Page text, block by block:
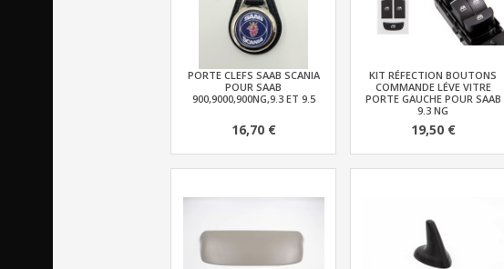
PORTE CLEFS SAAB SCANIA
POUR SAAB
900,9000,900NG,9.3 ET 9.5
16,70 €
KIT RÉFECTION BOUTONS
COMMANDE LÉVE VITRE
PORTE GAUCHE POUR SAAB
9.3 NG
19,50 €